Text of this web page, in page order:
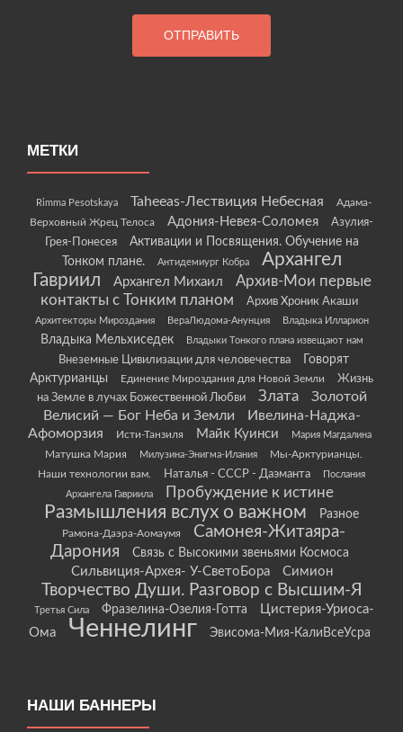
МЕТКИ
Rimma Pesotskaya Taheeas-Лествиция Небесная
Адама-
Верховный Жрец Телоса
Адония-Невея-Соломея
Азулия-
Грея-Понесея
Активации и Посвящения. Обучение на
Тонком плане.
Антидемиург Кобра
Архангел
Гавриил
Архангел Михаил
Архив-Мои первые
контакты с Тонким планом
Архив Хроник Акаши
Архитекторы Мироздания ВераЛюдома-Анунция Владыка Илларион
Владыка Мельхиседек Владыки Тонкого плана извещают нам
Внеземные Цивилизации для человечества
Говорят
Арктурианцы
Единение Мироздания для Новой Земли
Жизнь
на Земле в лучах Божественной Любви
Злата
Золотой
Велисий — Бог Неба и Земли
Ивелина-Наджа-
Афоморзия
Исти-Танзиля Майк Куинси Мария Магдалина
Матушка Мария Милузина-Энигма-Илания
Мы-Арктурианцы.
Наши технологии вам.
Наталья - СССР - Даэманта
Послания
Архангела Гавриила
Пробуждение к истине
Размышления вслух о важном Разное
Рамона-Даэра-Аомаумя
Самонея-Житаяра-
Дарония
Связь с Высокими звеньями Космоса
Сильвиция-Архея- У-СветоБора Симион
Творчество Души. Разговор с Высшим-Я
Третья Сила Фразелина-Озелия-Готта
Цистерия-Уриоса-
Ома
Ченнелинг Эвисома-Мия-КалиВсеУсра
НАШИ БАННЕРЫ